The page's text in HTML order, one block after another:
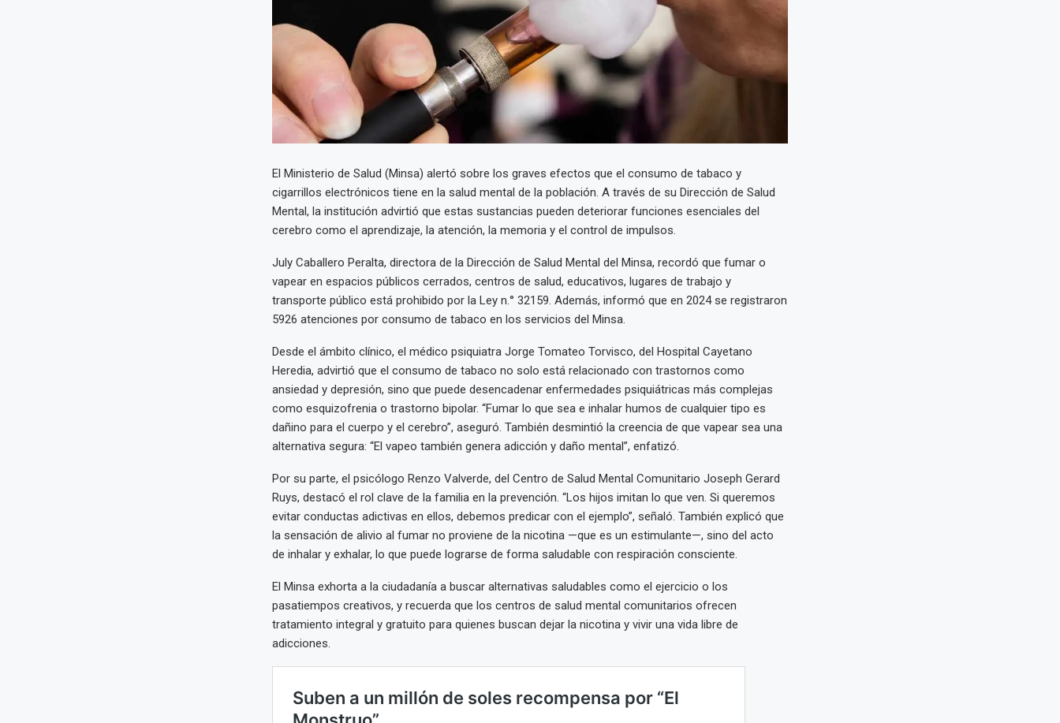
El Ministerio de Salud (Minsa) alertó sobre los graves efectos que el consumo de tabaco y
cigarrillos electrónicos tiene en la salud mental de la población. A través de su Dirección de Salud
Mental, la institución advirtió que estas sustancias pueden deteriorar funciones esenciales del
cerebro como el aprendizaje, la atención, la memoria y el control de impulsos.
July Caballero Peralta, directora de la Dirección de Salud Mental del Minsa, recordó que fumar o
vapear en espacios públicos cerrados, centros de salud, educativos, lugares de trabajo y
transporte público está prohibido por la Ley n.° 32159. Además, informó que en 2024 se registraron
5926 atenciones por consumo de tabaco en los servicios del Minsa.
Desde el ámbito clínico, el médico psiquiatra Jorge Tomateo Torvisco, del Hospital Cayetano
Heredia, advirtió que el consumo de tabaco no solo está relacionado con trastornos como
ansiedad y depresión, sino que puede desencadenar enfermedades psiquiátricas más complejas
como esquizofrenia o trastorno bipolar. “Fumar lo que sea e inhalar humos de cualquier tipo es
dañino para el cuerpo y el cerebro”, aseguró. También desmintió la creencia de que vapear sea una
alternativa segura: “El vapeo también genera adicción y daño mental”, enfatizó.
Por su parte, el psicólogo Renzo Valverde, del Centro de Salud Mental Comunitario Joseph Gerard
Ruys, destacó el rol clave de la familia en la prevención. “Los hijos imitan lo que ven. Si queremos
evitar conductas adictivas en ellos, debemos predicar con el ejemplo”, señaló. También explicó que
la sensación de alivio al fumar no proviene de la nicotina —que es un estimulante—, sino del acto
de inhalar y exhalar, lo que puede lograrse de forma saludable con respiración consciente.
El Minsa exhorta a la ciudadanía a buscar alternativas saludables como el ejercicio o los
pasatiempos creativos, y recuerda que los centros de salud mental comunitarios ofrecen
tratamiento integral y gratuito para quienes buscan dejar la nicotina y vivir una vida libre de
adicciones.